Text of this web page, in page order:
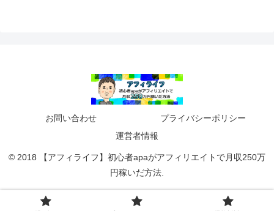
お問い合わせ
プライバシーポリシー
運営者情報
© 2018 【アフィライフ】初心者apaがアフィリエイトで月収250万
円稼いだ方法.